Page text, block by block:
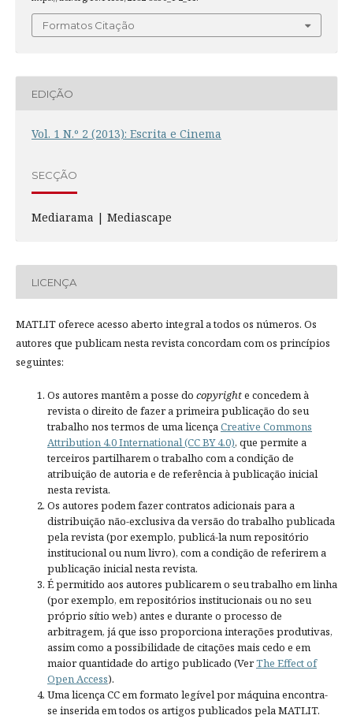
Formatos Citação
EDIÇÃO
Vol. 1 N.º 2 (2013): Escrita e Cinema
SECÇÃO
Mediarama | Mediascape
LICENÇA
MATLIT oferece acesso aberto integral a todos os números. Os
autores que publicam nesta revista concordam com os princípios
seguintes:
Os autores mantêm a posse do copyrighte concedem à
revista o direito de fazer a primeira publicação do seu
trabalho nos termos de uma licençaCreative Commons
Attribution 4.0 International (CC BY 4.0), que permite a
terceiros partilharem o trabalho com a condição de
atribuição de autoria e de referência à publicação inicial
nesta revista.
Os autores podem fazer contratos adicionais para a
distribuição não-exclusiva da versão do trabalho publicada
pela revista (por exemplo, publicá-la num repositório
institucional ou num livro), com a condição de referirem a
publicação inicial nesta revista.
É permitido aos autores publicarem o seu trabalho em linha
(por exemplo, em repositórios institucionais ou no seu
próprio sítio web) antes e durante o processo de
arbitragem, já que isso proporciona interações produtivas,
assim como a possibilidade de citações mais cedo e em
maior quantidade do artigo publicado (VerThe Effect of
Open Access).
Uma licença CC em formato legível por máquina encontra-
se inserida em todos os artigos publicados pela MATLIT.